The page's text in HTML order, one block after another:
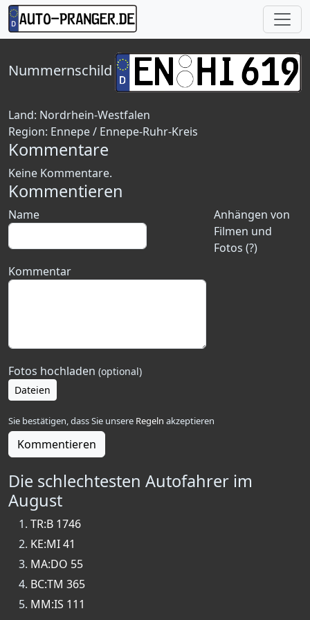
Nummernschild
Land: Nordrhein-Westfalen
Region: Ennepe / Ennepe-Ruhr-Kreis
Kommentare
Keine Kommentare.
Kommentieren
Anhängen von
Filmen und
Fotos (?)
Name
Kommentar
Fotos hochladen (optional)
Dateien
Sie bestätigen, dass Sie unsere Regeln akzeptieren
Kommentieren
Die schlechtesten Autofahrer im
August
TR:B 1746
KE:MI 41
MA:DO 55
BC:TM 365
MM:IS 111